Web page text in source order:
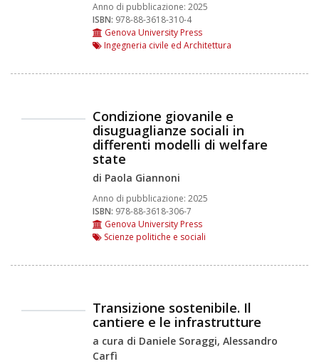
Anno di pubblicazione: 2025
ISBN: 978-88-3618-310-4
Genova University Press
Ingegneria civile ed Architettura
Condizione giovanile e
disuguaglianze sociali in
differenti modelli di welfare
state
di Paola Giannoni
Anno di pubblicazione: 2025
ISBN: 978-88-3618-306-7
Genova University Press
Scienze politiche e sociali
Transizione sostenibile. Il
cantiere e le infrastrutture
a cura di Daniele Soraggi, Alessandro
Carfì